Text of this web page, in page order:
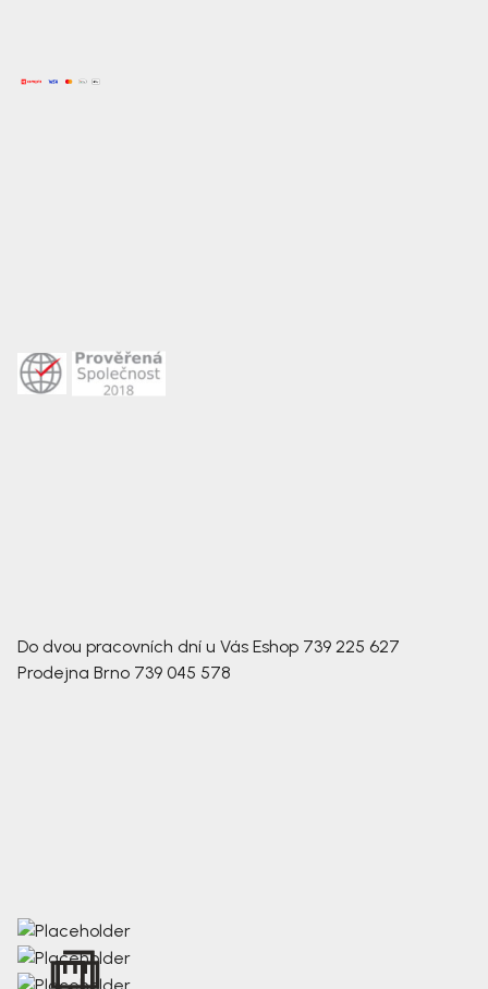
Do dvou pracovních dní u Vás Eshop 739 225 627
Prodejna Brno 739 045 578